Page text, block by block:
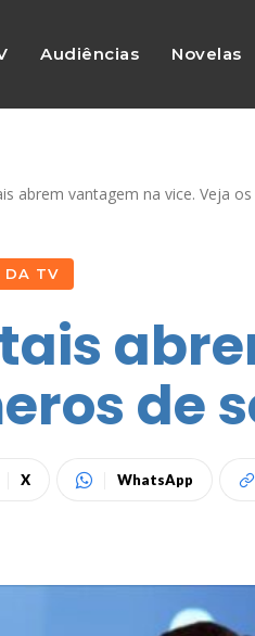
Audiências Novelas
abrem vantagem na vice. Veja os
DA TV
de
X WhatsApp